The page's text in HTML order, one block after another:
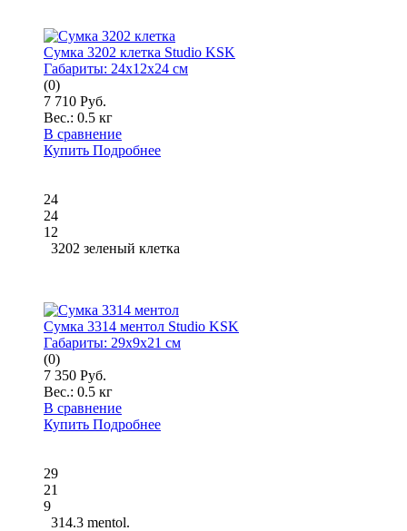
Сумка 3202 клетка Studio KSK
Габариты: 24x12x24 см
(0)
7 710 Руб.
Вес.: 0.5 кг
В сравнение
Купить Подробнее
24
24
12
3202 зеленый клетка
Сумка 3314 ментол Studio KSK
Габариты: 29x9x21 см
(0)
7 350 Руб.
Вес.: 0.5 кг
В сравнение
Купить Подробнее
29
21
9
314.3 mentol.